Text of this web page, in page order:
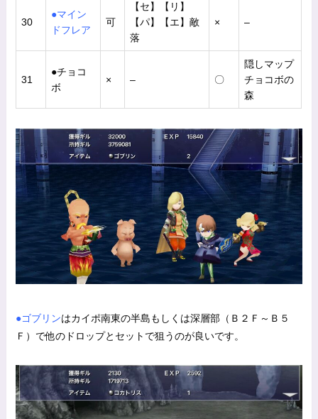
30
●マイン
ドフレア
可
【セ】【リ】
【パ】【エ】敵
落
× –
31
●チョコ
ボ
× – 〇
隠しマップ
チョコボの
森
●ゴブリンはカイポ南東の半島もしくは深層部（Ｂ２Ｆ～Ｂ５
Ｆ）で他のドロップとセットで狙うのが良いです。